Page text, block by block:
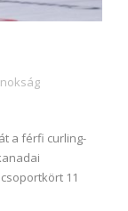
a férfi curling-
11